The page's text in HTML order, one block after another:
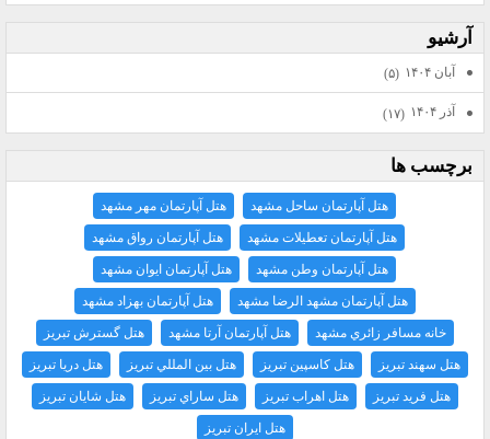
آرشيو
آبان ۱۴۰۴ (۵)
آذر ۱۴۰۴ (۱۷)
برچسب ها
هتل آپارتمان ساحل مشهد هتل آپارتمان مهر مشهد
هتل آپارتمان تعطيلات مشهد هتل آپارتمان رواق مشهد
هتل آپارتمان وطن مشهد هتل آپارتمان ايوان مشهد
هتل آپارتمان مشهد الرضا مشهد هتل آپارتمان بهزاد مشهد
خانه مسافر زائري مشهد هتل آپارتمان آرتا مشهد هتل گسترش تبريز
هتل سهند تبريز هتل كاسپين تبريز هتل بين المللي تبريز هتل دريا تبريز
هتل فريد تبريز هتل اهراب تبريز هتل ساراي تبريز هتل شايان تبريز
هتل ايران تبريز